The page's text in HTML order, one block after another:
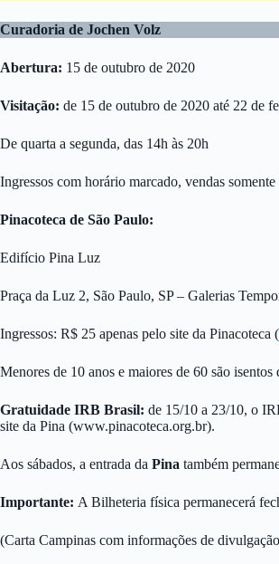
Curadoria de Jochen Volz
Abertura: 15 de outubro de 2020
Visitação: de 15 de outubro de 2020 até 22 de
De quarta a segunda, das 14h às 20h
Ingressos com horário marcado, vendas
Pinacoteca de São Paulo:
Edifício Pina Luz
Praça da Luz 2, São Paulo, SP – Galerias
Ingressos: R$ 25 apenas pelo site da Pinacoteca (
Menores de 10 anos e maiores de 60 são
Gratuidade IRB Brasil: de 15/10 a 23/10, o
site da Pina (www.pinacoteca.org.br).
Aos sábados, a entrada da Pina também
Importante: A Bilheteria física permanecerá
(Carta Campinas com informações de